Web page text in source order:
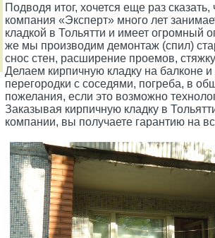
Подводя итог, хочется еще раз
компания «Эксперт» много лет
кладкой в Тольятти и имеет огромный
же мы производим демонтаж (спил)
снос стен, расширение проемов,
Делаем кирпичную кладку на балконе
перегородки с соседями, погреба, в
пожелания, если это возможно
Заказывая кирпичную кладку в
компании, вы получаете гарантию на